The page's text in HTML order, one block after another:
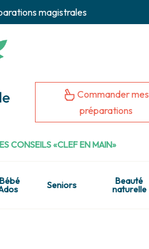
magistrales
Commander mes
préparations
CONSEILS «CLEF EN MAIN»
Seniors Beauté
naturelle